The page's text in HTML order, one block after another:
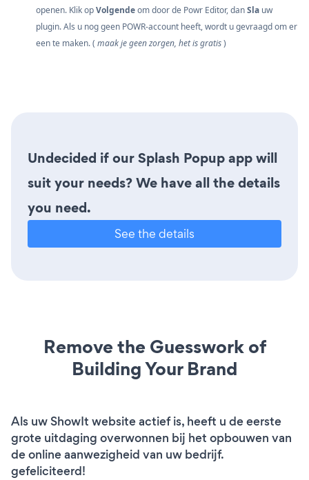
openen. Klik opVolgendeom door de Powr Editor, danSla uw
plugin. Als u nog geen POWR-account heeft, wordt u gevraagd om er
een te maken. ( maak je geen zorgen, het is gratis)
Undecided if our Splash Popup app will
suit your needs? We have all the details
you need.
See the details
Remove the Guesswork of
Building Your Brand
Als uw ShowIt website actief is, heeft u de eerste
grote uitdaging overwonnen bij het opbouwen van
de online aanwezigheid van uw bedrijf.
gefeliciteerd!